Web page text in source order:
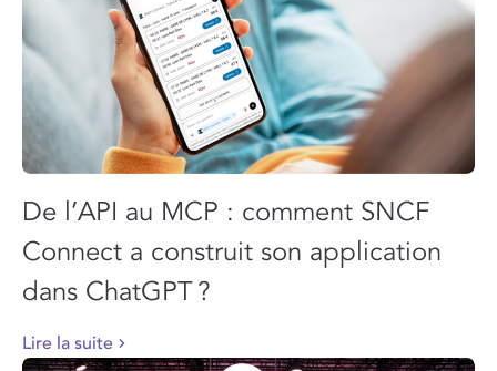
De l’API au MCP : comment SNCF
Connect a construit son application
dans ChatGPT ?
Lire la suite